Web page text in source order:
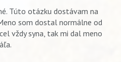
Túto otázku dostávam na
som dostal normálne od
vždy syna, tak mi dal meno